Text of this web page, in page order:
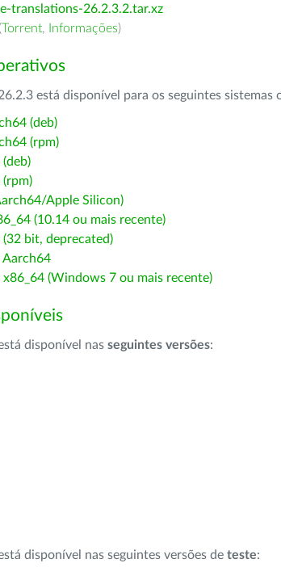
translations-26.2.3.2.tar.xz
Torrent, Informações)
está disponível para os seguintes sistemas
(deb)
(rpm)
(deb)
(rpm)
Apple Silicon)
(10.14 ou mais recente)
bit, deprecated)
(Windows 7 ou mais recente)
disponível nas seguintes versões:
disponível nas seguintes versões de teste: